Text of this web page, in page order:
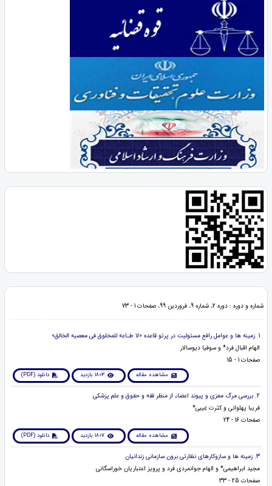
شماره و دوره : دوره 2، شماره 9، فروردین 99، صفحات 1 - 73
1. زمینه ها و عوامل رافع مسئولیت در پرتو قاعده «لا طـاعه للمخلوق فی معصیه الخالق»
الهام اقبال فرد* و سوفیا دیوسالار
صفحات 1 - 15
مشاهده مقاله 1803 بازدید دانلود (PDF)
2. بررسی مرگ معزی و پیوند اعضاء از منظر فقه و حقوق و علم پزشکی
فریبا پهلوانی و کثرت غیبی*
صفحات 16 - 24
مشاهده مقاله 1807 بازدید دانلود (PDF)
3. زمینه ها و سازوکارهای نظارتی برون سازمانی زندانیان
مجید ابراهیمی* و الهام جوانمردی فرد و پرویز اعتباریان خوراسگانی
صفحات 25 - 33